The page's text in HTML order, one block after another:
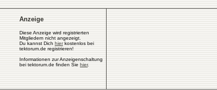
Anzeige
Diese Anzeige wird registrierten
Mitgliedern nicht angezeigt.
Du kannst Dich hierkostenlos bei
tektorum.de registrieren!
Informationen zur Anzeigenschaltung
bei tektorum.de finden Sie hier.